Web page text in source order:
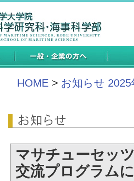
HOME > お知らせ 2025
マサチューセッ
交流プログラム